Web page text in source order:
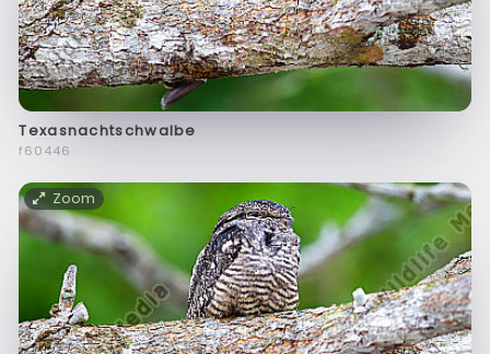
Texasnachtschwalbe
f60446
Zoom